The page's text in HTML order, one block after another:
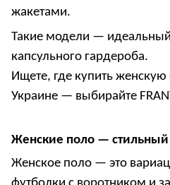
жакетами.
Такие модели —
капсульного гардероба.
Ищете, где купить
Украине — выбирайте
Женские поло — стильный
Женское поло — это